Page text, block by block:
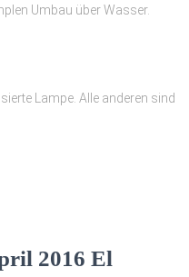
Umbau über Wasser.
Lampe. Alle anderen sind
2016 El